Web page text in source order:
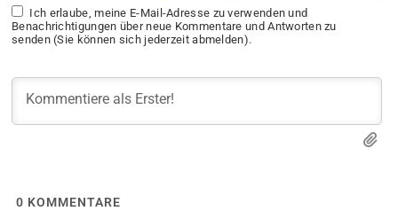
Ich erlaube, meine E-Mail-Adresse zu verwenden und
Benachrichtigungen über neue Kommentare und Antworten zu
senden (Sie können sich jederzeit abmelden).
0 KOMMENTARE